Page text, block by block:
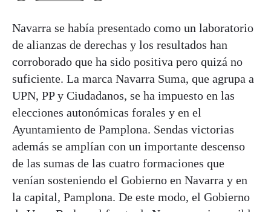
Navarra se había presentado como un laboratorio
de alianzas de derechas y los resultados han
corroborado que ha sido positiva pero quizá no
suficiente. La marca Navarra Suma, que agrupa a
UPN, PP y Ciudadanos, se ha impuesto en las
elecciones autonómicas forales y en el
Ayuntamiento de Pamplona. Sendas victorias
además se amplían con un importante descenso
de las sumas de las cuatro formaciones que
venían sosteniendo el Gobierno en Navarra y en
la capital, Pamplona. De este modo, el Gobierno